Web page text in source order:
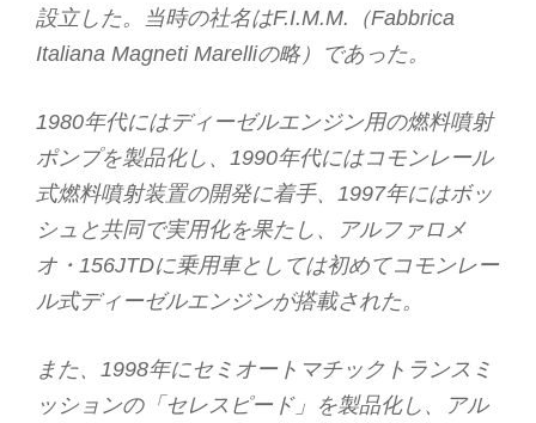
設立した。当時の社名はF.I.M.M.（Fabbrica
Italiana Magneti Marelliの略）であった。
1980年代にはディーゼルエンジン用の燃料噴射
ポンプを製品化し、1990年代にはコモンレール
式燃料噴射装置の開発に着手、1997年にはボッ
シュと共同で実用化を果たし、アルファロメ
オ・156JTDに乗用車としては初めてコモンレー
ル式ディーゼルエンジンが搭載された。
また、1998年にセミオートマチックトランスミ
ッションの「セレスピード」を製品化し、アル